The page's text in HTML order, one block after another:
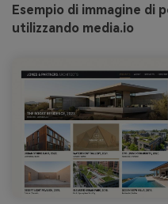
Esempio di immagine di
utilizzando media.io